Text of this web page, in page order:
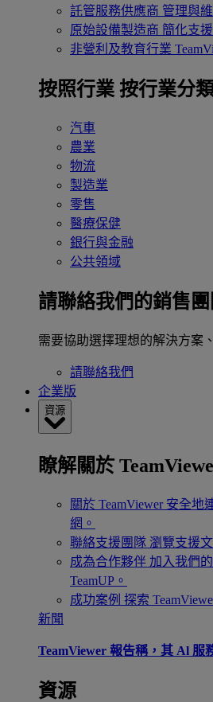
託管服務供應商 管理與
原始設備製造商 簡化支
非營利及教育行業
按照行業 按行業分
汽車
農業
物流
製造業
零售
醫療保健
銀行與金融
公共領域
請聯絡我們的銷售
需要協助選擇理想的解決方案
請聯絡我們
企業版
資源
瞭解關於
關於 TeamViewer 安全地
網。
聯絡支援團隊 瀏覽支援
成為合作夥伴 加入我們
TeamUP。
成功案例 探索
新聞
TeamViewer 報告稱，其 Al 服
資源